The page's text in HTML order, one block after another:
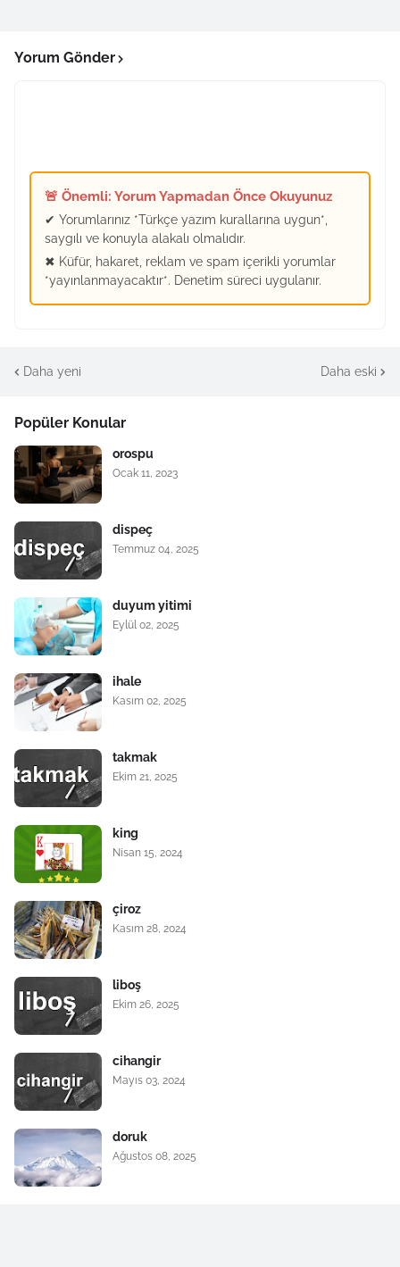
Yorum Gönder
🚨 Önemli: Yorum Yapmadan Önce Okuyunuz
✔ Yorumlarınız *Türkçe yazım kurallarına uygun*,
saygılı ve konuyla alakalı olmalıdır.
✖ Küfür, hakaret, reklam ve spam içerikli yorumlar
*yayınlanmayacaktır*. Denetim süreci uygulanır.
Daha yeni Daha eski
Popüler Konular
orospu
Ocak 11, 2023
dispeç
Temmuz 04, 2025
duyum yitimi
Eylül 02, 2025
ihale
Kasım 02, 2025
takmak
Ekim 21, 2025
king
Nisan 15, 2024
çiroz
Kasım 28, 2024
liboş
Ekim 26, 2025
cihangir
Mayıs 03, 2024
doruk
Ağustos 08, 2025